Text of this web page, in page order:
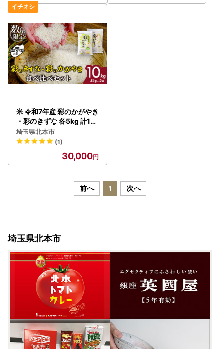
米 令和7年産 彩のかがやき
・彩のきずな 各5kg 計10
kg | 白米 米 桜国屋
埼玉県北本市
(1)
30,000
前へ 1 次へ
埼玉県北本市